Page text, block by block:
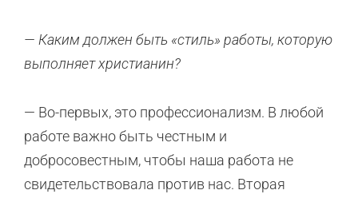
— Каким должен быть «стиль» работы, которую
выполняет христианин?
— Во-первых, это профессионализм. В любой
работе важно быть честным и
добросовестным, чтобы наша работа не
свидетельствовала против нас. Вторая